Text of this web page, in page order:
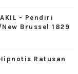
AKIL - Pendiri
Brussel 1829
Ratusan